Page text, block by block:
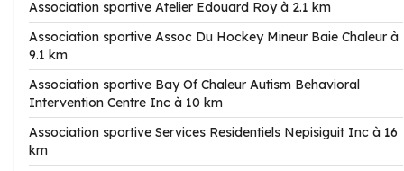
Association sportive Atelier Edouard Roy à 2.1 km
Association sportive Assoc Du Hockey Mineur Baie Chaleur à
9.1 km
Association sportive Bay Of Chaleur Autism Behavioral
Intervention Centre Inc à 10 km
Association sportive Services Residentiels Nepisiguit Inc à 16
km